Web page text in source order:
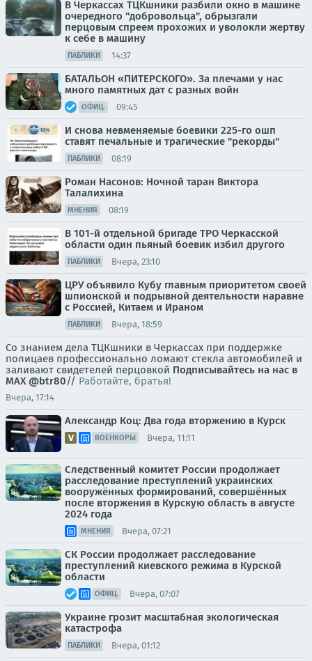
В Черкассах ТЦКшники разбили окно в машине
очередного "добровольца", обрызгали
перцовым спреем прохожих и уволокли жертву
к себе в машину
ПАБЛИКИ 14:37
БАТАЛЬОН «ПИТЕРСКОГО». За плечами у нас
много памятных дат с разных войн
ОФИЦ. 09:45
И снова невменяемые боевики 225-го ошп
ставят печальные и трагические "рекорды"
ПАБЛИКИ 08:19
Роман Насонов: Ночной таран Виктора
Талалихина
МНЕНИЯ 08:19
В 101-й отдельной бригаде ТРО Черкасской
области один пьяный боевик избил другого
ПАБЛИКИ Вчера, 23:10
ЦРУ объявило Кубу главным приоритетом своей
шпионской и подрывной деятельности наравне
с Россией, Китаем и Ираном
ПАБЛИКИ Вчера, 18:59
Со знанием дела ТЦКшники в Черкассах при поддержке
полицаев профессионально ломают стекла автомобилей и
заливают свидетелей перцовкой Подписывайтесь на нас в
MAX @btr80// Работайте, братья!
Вчера, 17:14
Александр Коц: Два года вторжению в Курск
ВОЕНКОРЫ Вчера, 11:11
Следственный комитет России продолжает
расследование преступлений украинских
вооружённых формирований, совершённых
после вторжения в Курскую область в августе
2024 года
МНЕНИЯ Вчера, 07:21
СК России продолжает расследование
преступлений киевского режима в Курской
области
ОФИЦ. Вчера, 07:07
Украине грозит масштабная экологическая
катастрофа
ПАБЛИКИ Вчера, 01:12